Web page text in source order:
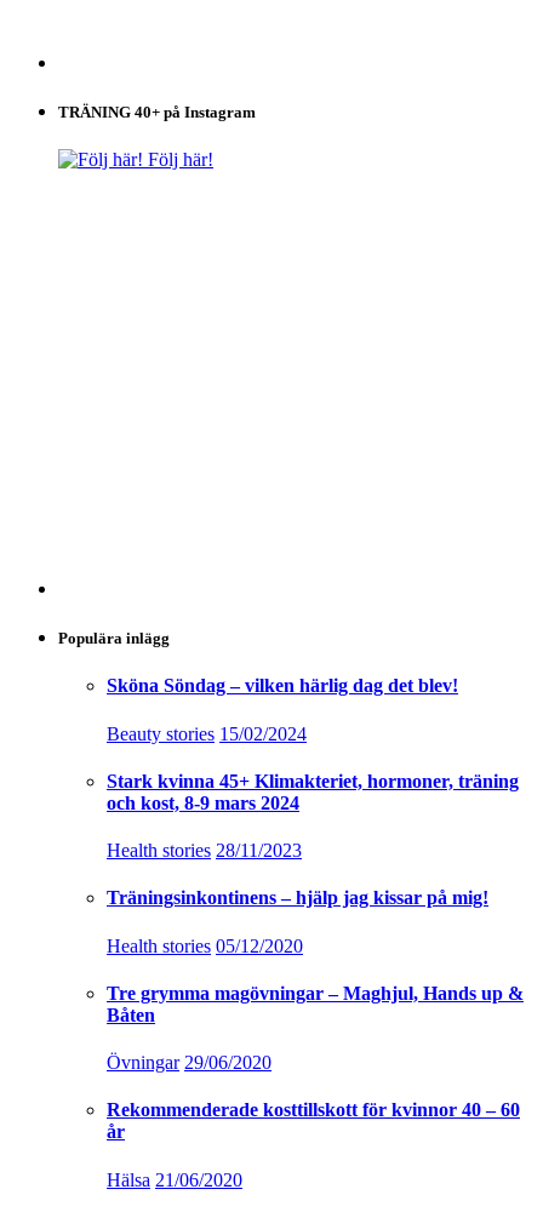
TRÄNING 40+ på Instagram
Följ här!
Populära inlägg
Sköna Söndag – vilken härlig dag det blev!
Beauty stories 15/02/2024
Stark kvinna 45+ Klimakteriet, hormoner, träning
och kost, 8-9 mars 2024
Health stories 28/11/2023
Träningsinkontinens – hjälp jag kissar på mig!
Health stories 05/12/2020
Tre grymma magövningar – Maghjul, Hands up &
Båten
Övningar 29/06/2020
Rekommenderade kosttillskott för kvinnor 40 – 60
år
Hälsa 21/06/2020